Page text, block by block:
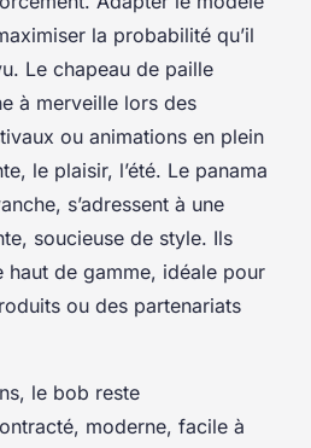
la probabilité qu’il
Le chapeau de paille
à merveille lors des
ou animations en plein
le plaisir, l’été. Le panama
s’adressent à une
soucieuse de style. Ils
haut de gamme, idéale pour
ou des partenariats
le bob reste
moderne, facile à